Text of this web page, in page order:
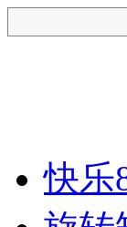
快乐